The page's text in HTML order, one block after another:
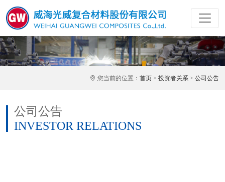
您当前的位置： 首页 > 投资者关系 > 公司公告
公司公告
INVESTOR RELATIONS